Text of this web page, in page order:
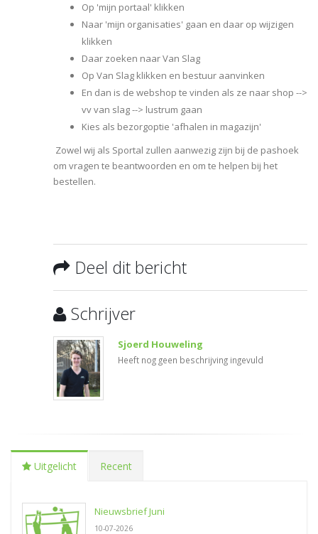
Op 'mijn portaal' klikken
Naar 'mijn organisaties' gaan en daar op wijzigen
klikken
Daar zoeken naar Van Slag
Op Van Slag klikken en bestuur aanvinken
En dan is de webshop te vinden als ze naar shop -->
vv van slag --> lustrum gaan
Kies als bezorgoptie 'afhalen in magazijn'
Zowel wij als Sportal zullen aanwezig zijn bij de pashoek
om vragen te beantwoorden en om te helpen bij het
bestellen.
Deel dit bericht
Schrijver
Sjoerd Houweling
Heeft nog geen beschrijving ingevuld
Uitgelicht Recent
Nieuwsbrief Juni
10-07-2026